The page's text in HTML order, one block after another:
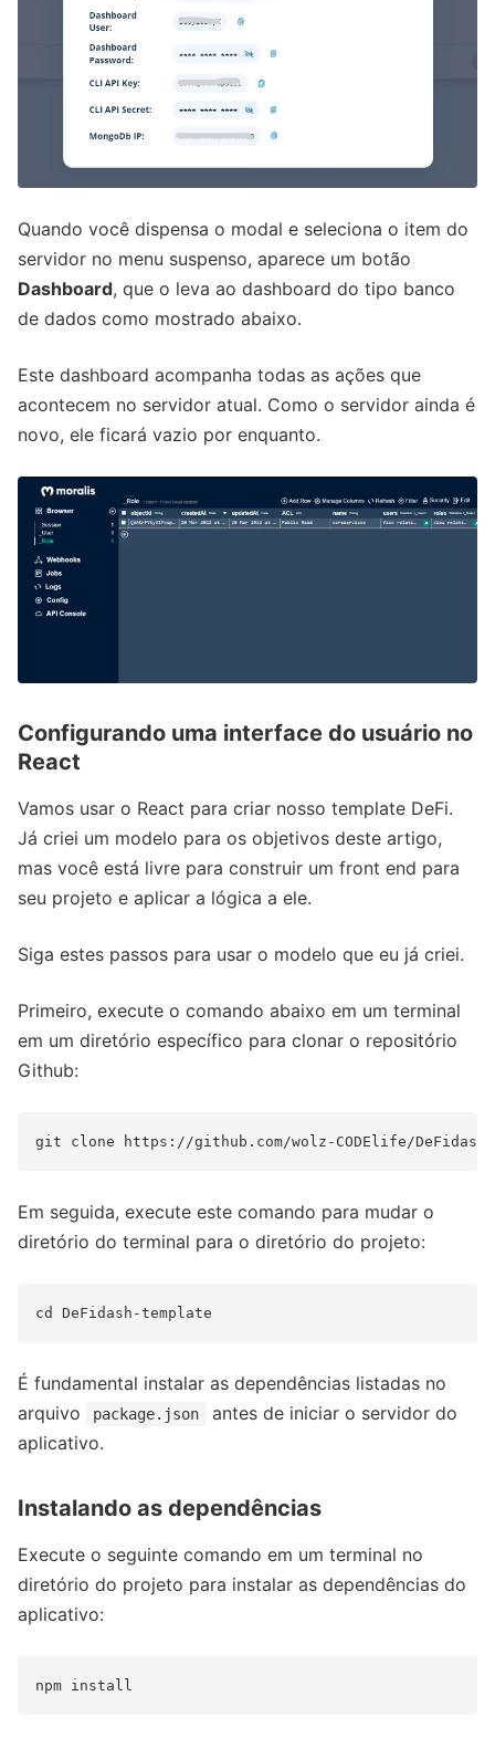
Quando você dispensa o modal e seleciona o item do
servidor no menu suspenso, aparece um botão
Dashboard, que o leva ao dashboard do tipo banco
de dados como mostrado abaixo.
Este dashboard acompanha todas as ações que
acontecem no servidor atual. Como o servidor ainda é
novo, ele ficará vazio por enquanto.
Configurando uma interface do usuário no
React
Vamos usar o React para criar nosso template DeFi.
Já criei um modelo para os objetivos deste artigo,
mas você está livre para construir um front end para
seu projeto e aplicar a lógica a ele.
Siga estes passos para usar o modelo que eu já criei.
Primeiro, execute o comando abaixo em um terminal
em um diretório específico para clonar o repositório
Github:
Em seguida, execute este comando para mudar o
diretório do terminal para o diretório do projeto:
É fundamental instalar as dependências listadas no
arquivo
package.json
antes de iniciar o servidor do
aplicativo.
Instalando as dependências
Execute o seguinte comando em um terminal no
diretório do projeto para instalar as dependências do
aplicativo: